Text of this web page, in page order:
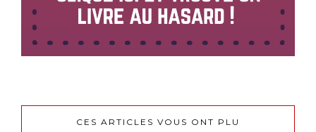
CES ARTICLES VOUS ONT PLU